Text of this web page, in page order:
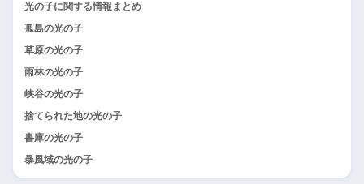
光の子に関する情報まとめ
孤島の光の子
草原の光の子
雨林の光の子
峡谷の光の子
捨てられた地の光の子
書庫の光の子
暴風域の光の子